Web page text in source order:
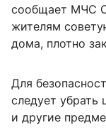
сообщает МЧС
жителям
дома, плотно
Для
следует убрать
и другие